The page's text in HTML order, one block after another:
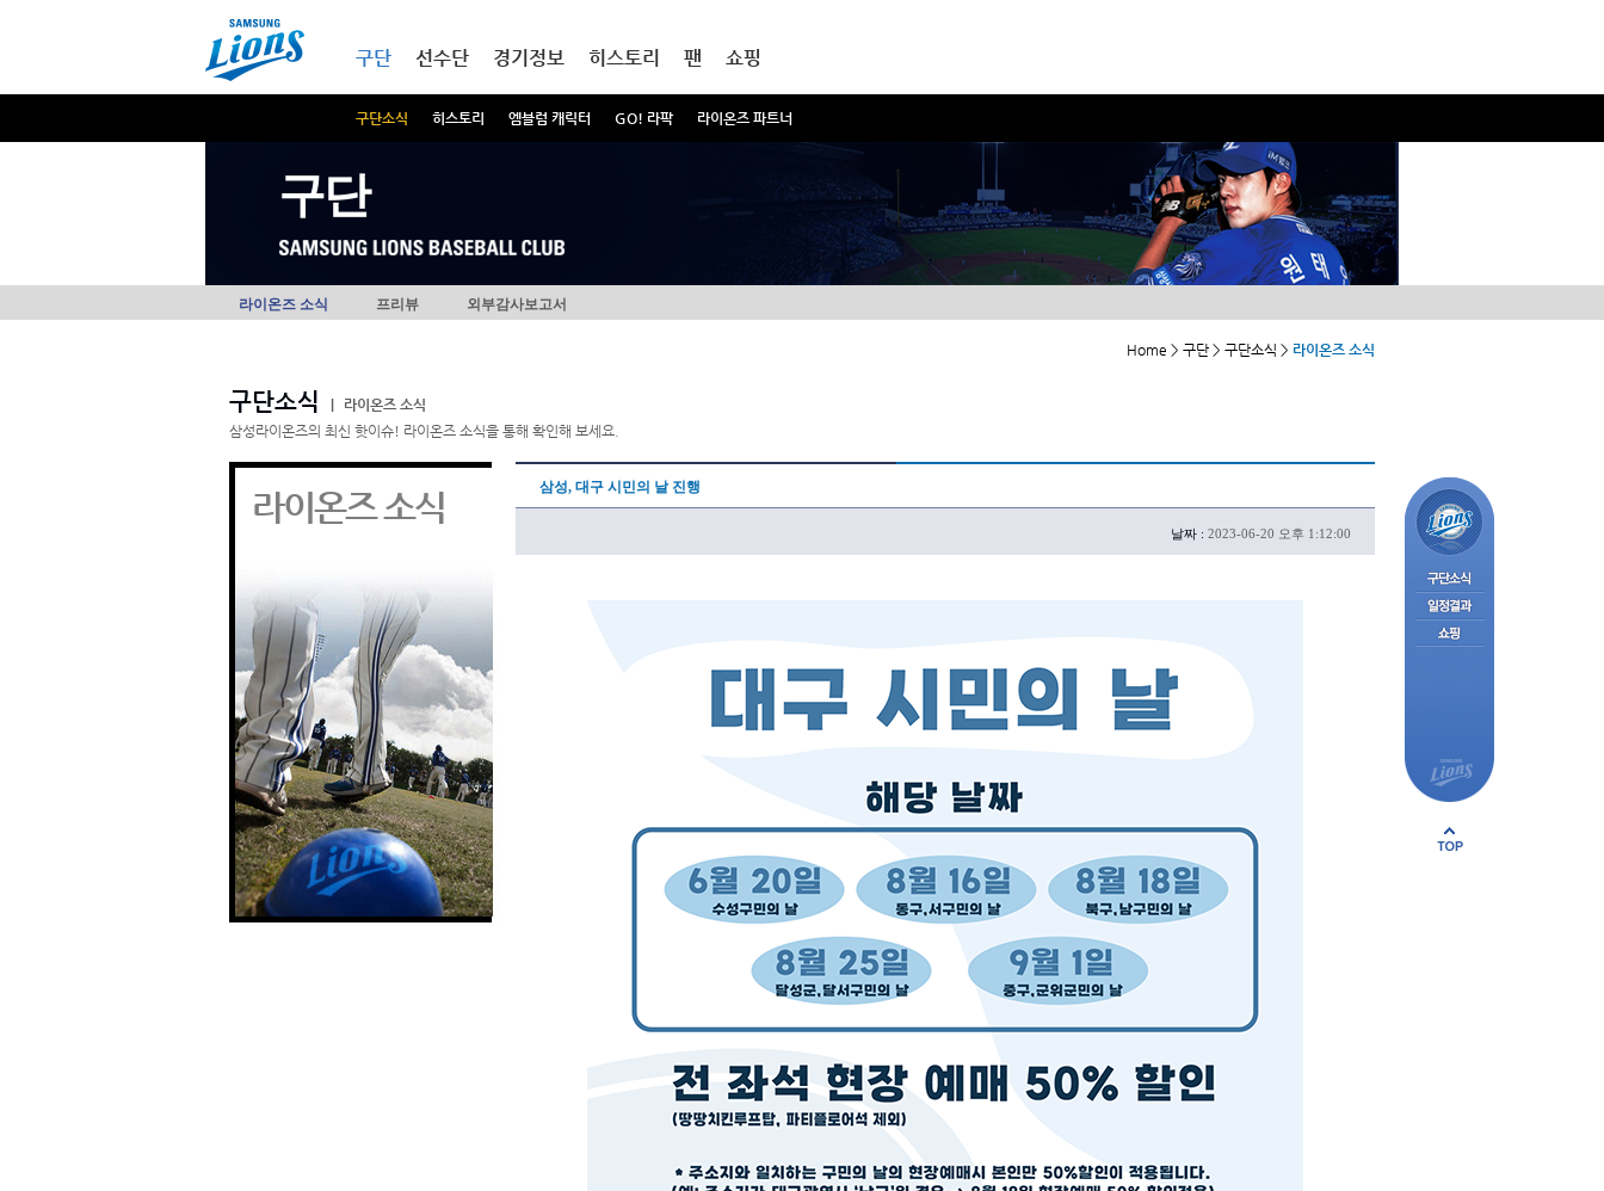
구단
구단소식 히스토리 엠블럼 캐릭터 GO! 라팍 라이온즈 파트너
선수단 경기정보 히스토리 팬 쇼핑
구단
라이온즈 소식 프리뷰 외부감사보고서
Home > 구단 > 구단소식 > 라이온즈 소식
구단소식
라이온즈 소식
삼성라이온즈의 최신 핫이슈! 라이온즈 소식을 통해 확인해 보세요.
라이온즈 소식 삼성, 대구 시민의 날 진행
날짜 : 2023-06-20 오후 1:12:00